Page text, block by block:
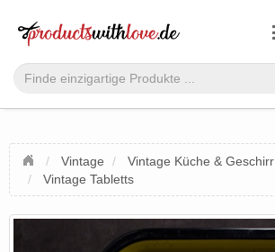
Vintage
Vintage Küche & Geschirr
Vintage Tabletts